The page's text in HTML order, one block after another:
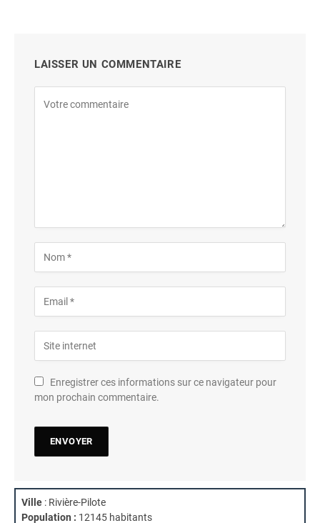
LAISSER UN COMMENTAIRE
Enregistrer ces informations sur ce navigateur pour
mon prochain commentaire.
Ville : Rivière-Pilote
Population : 12145 habitants